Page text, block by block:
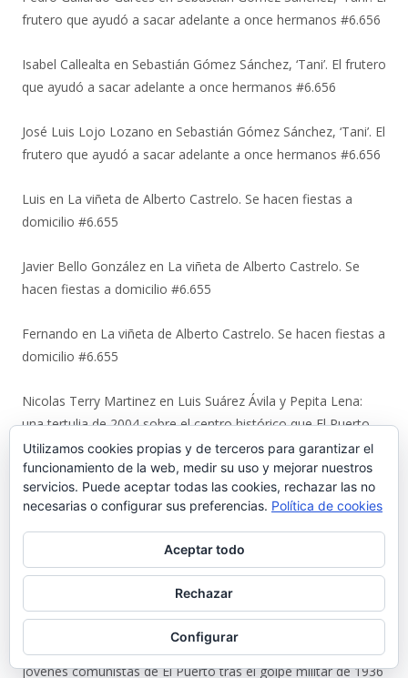
frutero que ayudó a sacar adelante a once hermanos #6.656
Isabel Callealta en Sebastián Gómez Sánchez, ‘Tani’. El frutero
que ayudó a sacar adelante a once hermanos #6.656
José Luis Lojo Lozano en Sebastián Gómez Sánchez, ‘Tani’. El
frutero que ayudó a sacar adelante a once hermanos #6.656
Luis en La viñeta de Alberto Castrelo. Se hacen fiestas a
domicilio #6.655
Javier Bello González en La viñeta de Alberto Castrelo. Se
hacen fiestas a domicilio #6.655
Fernando en La viñeta de Alberto Castrelo. Se hacen fiestas a
domicilio #6.655
Nicolas Terry Martinez en Luis Suárez Ávila y Pepita Lena:
una tertulia de 2004 sobre el centro histórico que El Puerto
estaba perdiendo #6.653
Magdalena Rodríguez LaraenLuis Suárez Ávila y Pepita
Lena: una tertulia de 2004 sobre el centro histórico que El
Puerto estaba perdiendo #6.653
JuanenUrbaluz, cuando El Puerto se vistió la americana
Manuel Almisas Albéndiz
Uno a uno: el cruel destino de los
jóvenes comunistas de El Puerto tras el golpe militar de 1936
Utilizamos cookies propias y de terceros para garantizar el
funcionamiento de la web, medir su uso y mejorar nuestros
servicios. Puede aceptar todas las cookies, rechazar las no
necesarias o configurar sus preferencias. Política de cookies
Aceptar todo
Rechazar
Configurar